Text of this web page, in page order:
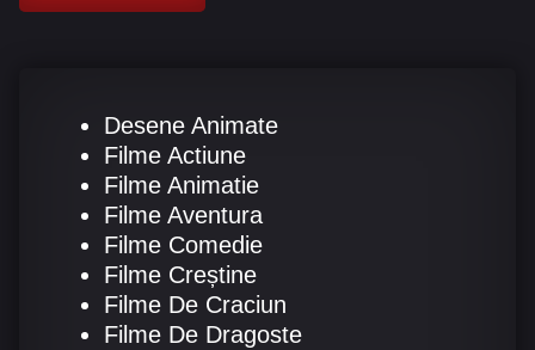
Desene Animate
Filme Actiune
Filme Animatie
Filme Aventura
Filme Comedie
Filme Creștine
Filme De Craciun
Filme De Dragoste